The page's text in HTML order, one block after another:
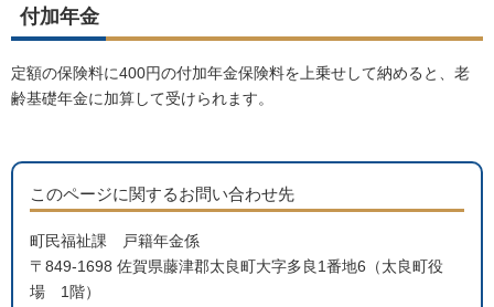
付加年金
定額の保険料に400円の付加年金保険料を上乗せして納めると、老
齢基礎年金に加算して受けられます。
このページに関するお問い合わせ先
町民福祉課 戸籍年金係
〒849-1698 佐賀県藤津郡太良町大字多良1番地6（太良町役
場 1階）